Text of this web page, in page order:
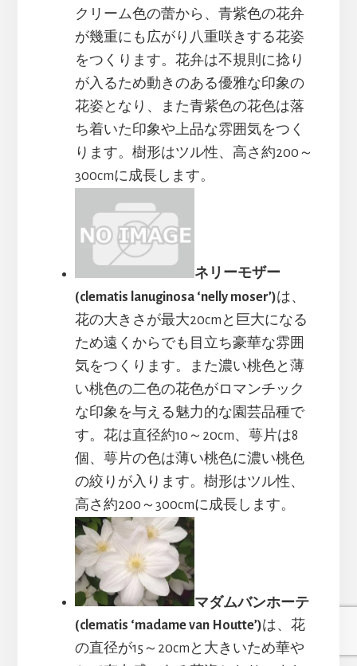
クリーム色の蕾から、青紫色の花弁
が幾重にも広がり八重咲きする花姿
をつくります。花弁は不規則に捻り
が入るため動きのある優雅な印象の
花姿となり、また青紫色の花色は落
ち着いた印象や上品な雰囲気をつく
ります。樹形はツル性、高さ約200～
300cmに成長します。
ネリーモザー
(clematis lanuginosa ‘nelly moser’)は、
花の大きさが最大20cmと巨大になる
ため遠くからでも目立ち豪華な雰囲
気をつくります。また濃い桃色と薄
い桃色の二色の花色がロマンチック
な印象を与える魅力的な園芸品種で
す。花は直径約10～20cm、萼片は8
個、萼片の色は薄い桃色に濃い桃色
の絞りが入ります。樹形はツル性、
高さ約200～300cmに成長します。
マダムバンホーテ
(clematis ‘madame van Houtte’)は、花
の直径が15～20cmと大きいため華や